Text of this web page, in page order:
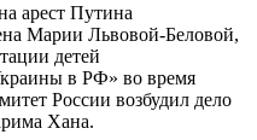
арест Путина
Марии Львовой-Беловой,
детей
в РФ» во время
России возбудил дело
Хана.